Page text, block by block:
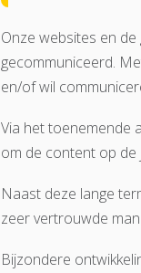
Onze websites en
gecommuniceerd.
en/of wil
Via het toenemende
om de content op de
Naast deze lange
zeer vertrouwde
Bijzondere